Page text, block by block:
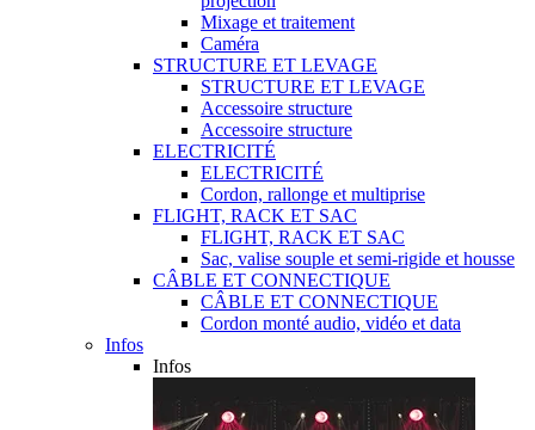
Mixage et traitement
Caméra
STRUCTURE ET LEVAGE
STRUCTURE ET LEVAGE
Accessoire structure
Accessoire structure
ELECTRICITÉ
ELECTRICITÉ
Cordon, rallonge et multiprise
FLIGHT, RACK ET SAC
FLIGHT, RACK ET SAC
Sac, valise souple et semi-rigide et housse
CÂBLE ET CONNECTIQUE
CÂBLE ET CONNECTIQUE
Cordon monté audio, vidéo et data
Infos
Infos